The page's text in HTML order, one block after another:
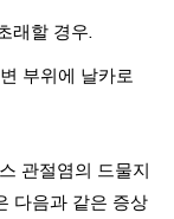
래할 경우.
부위에 날카로
관절염의 드물지
다음과 같은 증상